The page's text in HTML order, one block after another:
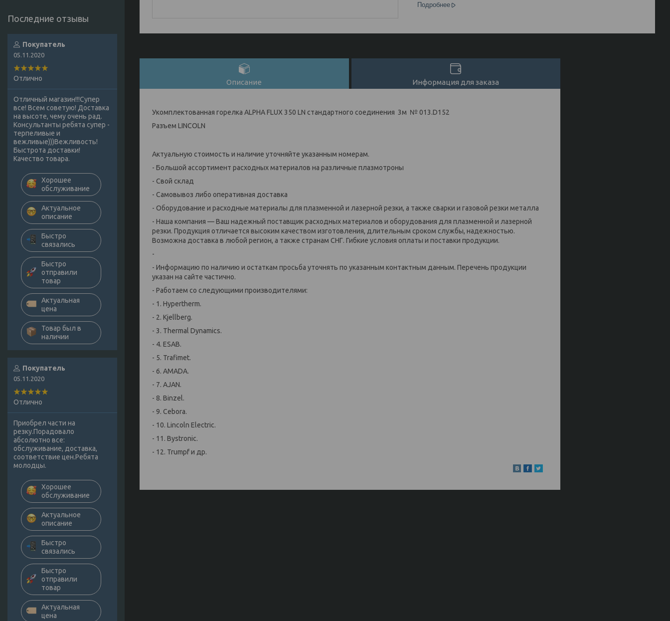
Подробнее
Описание Информация для заказа
Укомплектованная горелка ALPHA FLUX 350 LN cтандартного соединения 3м № 013.D152
Разъем LINCOLN
Актуальную стоимость и наличие уточняйте указанным номерам.
- Большой ассортимент расходных материалов на различные плазмотроны
- Свой склад
- Самовывоз либо оперативная доставка
- Оборудование и расходные материалы для плазменной и лазерной резки, а также сварки и газовой резки металла
- Наша компания — Ваш надежный поставщик расходных материалов и оборудования для плазменной и лазерной
резки. Продукция отличается высоким качеством изготовления, длительным сроком службы, надежностью.
Возможна доставка в любой регион, а также странам СНГ. Гибкие условия оплаты и поставки продукции.
-
- Информацию по наличию и остаткам просьба уточнять по указанным контактным данным. Перечень продукции
указан на сайте частично.
- Работаем со следующими производителями:
- 1. Hypertherm.
- 2. Kjellberg.
- 3. Thermal Dynamics.
- 4. ESAB.
- 5. Trafimet.
- 6. AMADA.
- 7. AJAN.
- 8. Binzel.
- 9. Cebora.
- 10. Lincoln Electric.
- 11. Bystronic.
- 12. Trumpf и др.
Покупатель
05.11.2020
Отлично
Отличный магазин!!!Супер
все! Всем советую! Доставка
на высоте, чему очень рад.
Консультанты ребята супер -
терпеливые и
вежливые)))Вежливость!
Быстрота доставки!
Качество товара.
Хорошее
обслуживание
Актуальное
описание
Быстро
связались
Быстро
отправили
товар
Актуальная
цена
Товар был в
наличии
Покупатель
05.11.2020
Отлично
Приобрел части на
резку.Порадовало
абсолютно все:
обслуживание, доставка,
соответствие цен.Ребята
молодцы.
Хорошее
обслуживание
Актуальное
описание
Быстро
связались
Быстро
отправили
товар
Актуальная
цена